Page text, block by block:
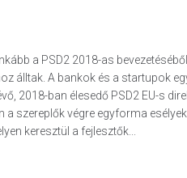
a PSD2 2018-as
álltak. A bankok és a startupok
2018-ban élesedő PSD2 EU-s
a szereplők végre egyforma
keresztül a fejlesztők...